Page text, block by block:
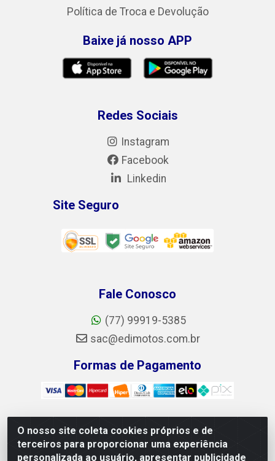
O nosso site coleta cookies próprios e de
terceiros para proporcionar uma experiência
personalizada ao usuário, apresentar publicidade
Política de Troca e Devolução
Baixe já nosso APP
Redes Sociais
Instagram
Facebook
Linkedin
Site Seguro
Fale Conosco
(77) 99919-5385
sac@edimotos.com.br
Formas de Pagamento
Edimotos Edilson Martins do Prado Ferraz LTDA - CNPJ
06.184.828/0001-23 - Rua Libano, 255, L-1, Jd.guanabara -